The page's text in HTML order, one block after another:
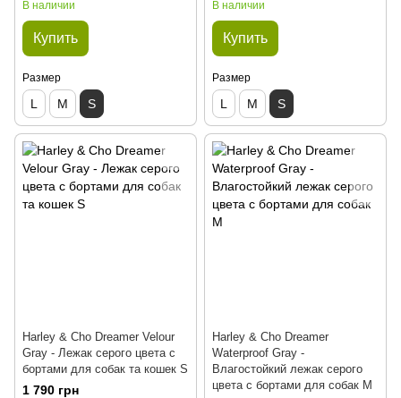
В наличии
Купить
Размер
L M S
В наличии
Купить
Размер
L M S
Harley & Cho Dreamer Velour
Gray - Лежак серого цвета с
бортами для собак та кошек S
1 790 грн
Harley & Cho Dreamer
Waterproof Gray -
Влагостойкий лежак серого
цвета с бортами для собак M